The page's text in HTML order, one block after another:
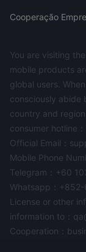
Cooperação
You are visiting
mobile products
global users.
consciously abide
country and
consumer hotline
Official Email：
Mobile Phone
Telegram：+60
Whatsapp：+852-
License or other
information to：
Cooperation：